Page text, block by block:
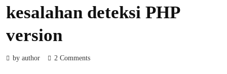
kesalahan deteksi PHP
version
by author 2 Comments